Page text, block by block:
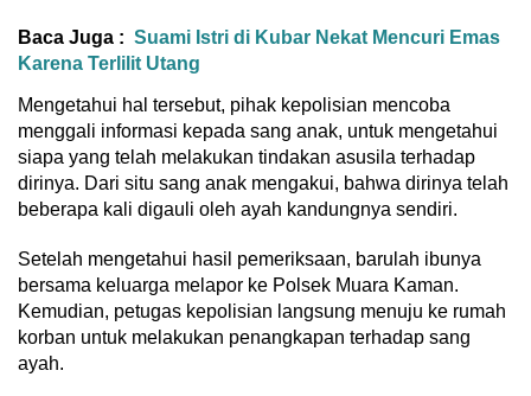
Baca Juga : Suami Istri di Kubar Nekat Mencuri Emas
Karena Terlilit Utang
Mengetahui hal tersebut, pihak kepolisian mencoba
menggali informasi kepada sang anak, untuk mengetahui
siapa yang telah melakukan tindakan asusila terhadap
dirinya. Dari situ sang anak mengakui, bahwa dirinya telah
beberapa kali digauli oleh ayah kandungnya sendiri.
Setelah mengetahui hasil pemeriksaan, barulah ibunya
bersama keluarga melapor ke Polsek Muara Kaman.
Kemudian, petugas kepolisian langsung menuju ke rumah
korban untuk melakukan penangkapan terhadap sang
ayah.